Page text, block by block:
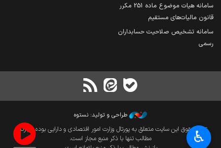
سامانه هیات موضوع ماده 251 مکرر
قانون مالیات‌های مستقیم
سامانه تشخیص صلاحیت حسابداران
رسمی
طراحی و تولید: نستوه
تمام حقوق این سایت متعلق به پورتال وزارت امور اقتصادی و دارایی بوده و بازنشر
مطالب تنها با ذکر منبع مجاز است.
♿︎